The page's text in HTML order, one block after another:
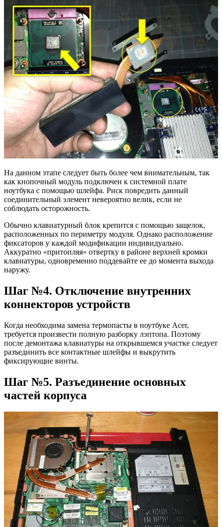
На данном этапе следует быть более чем внимательным, так
как кнопочный модуль подключен к системной плате
ноутбука с помощью шлейфа. Риск повредить данный
соединительный элемент невероятно велик, если не
соблюдать осторожность.
Обычно клавиатурный блок крепится с помощью защелок,
расположенных по периметру модуля. Однако расположение
фиксаторов у каждой модификации индивидуально.
Аккуратно «притопляя» отвертку в районе верхней кромки
клавиатуры, одновременно поддевайте ее до момента выхода
наружу.
Шаг №4. Отключение внутренних
коннекторов устройств
Когда необходима замена термопасты в ноутбуке Acer,
требуется произвести полную разборку лэптопа. Поэтому
после демонтажа клавиатуры на открывшемся участке следует
разъединить все контактные шлейфы и выкрутить
фиксирующие винты.
Шаг №5. Разъединение основных
частей корпуса